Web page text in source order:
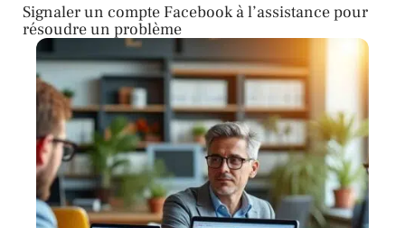
Signaler un compte Facebook à l’assistance pour
résoudre un problème